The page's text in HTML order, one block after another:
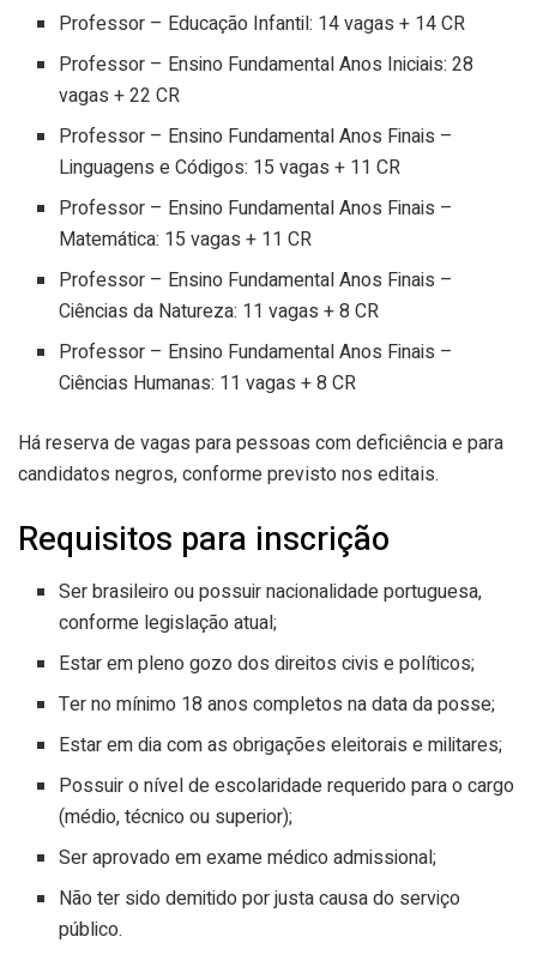
Professor – Educação Infantil: 14 vagas + 14 CR
Professor – Ensino Fundamental Anos Iniciais: 28
vagas + 22 CR
Professor – Ensino Fundamental Anos Finais –
Linguagens e Códigos: 15 vagas + 11 CR
Professor – Ensino Fundamental Anos Finais –
Matemática: 15 vagas + 11 CR
Professor – Ensino Fundamental Anos Finais –
Ciências da Natureza: 11 vagas + 8 CR
Professor – Ensino Fundamental Anos Finais –
Ciências Humanas: 11 vagas + 8 CR
Há reserva de vagas para pessoas com deficiência e para
candidatos negros, conforme previsto nos editais.
Requisitos para inscrição
Ser brasileiro ou possuir nacionalidade portuguesa,
conforme legislação atual;
Estar em pleno gozo dos direitos civis e políticos;
Ter no mínimo 18 anos completos na data da posse;
Estar em dia com as obrigações eleitorais e militares;
Possuir o nível de escolaridade requerido para o cargo
(médio, técnico ou superior);
Ser aprovado em exame médico admissional;
Não ter sido demitido por justa causa do serviço
público.